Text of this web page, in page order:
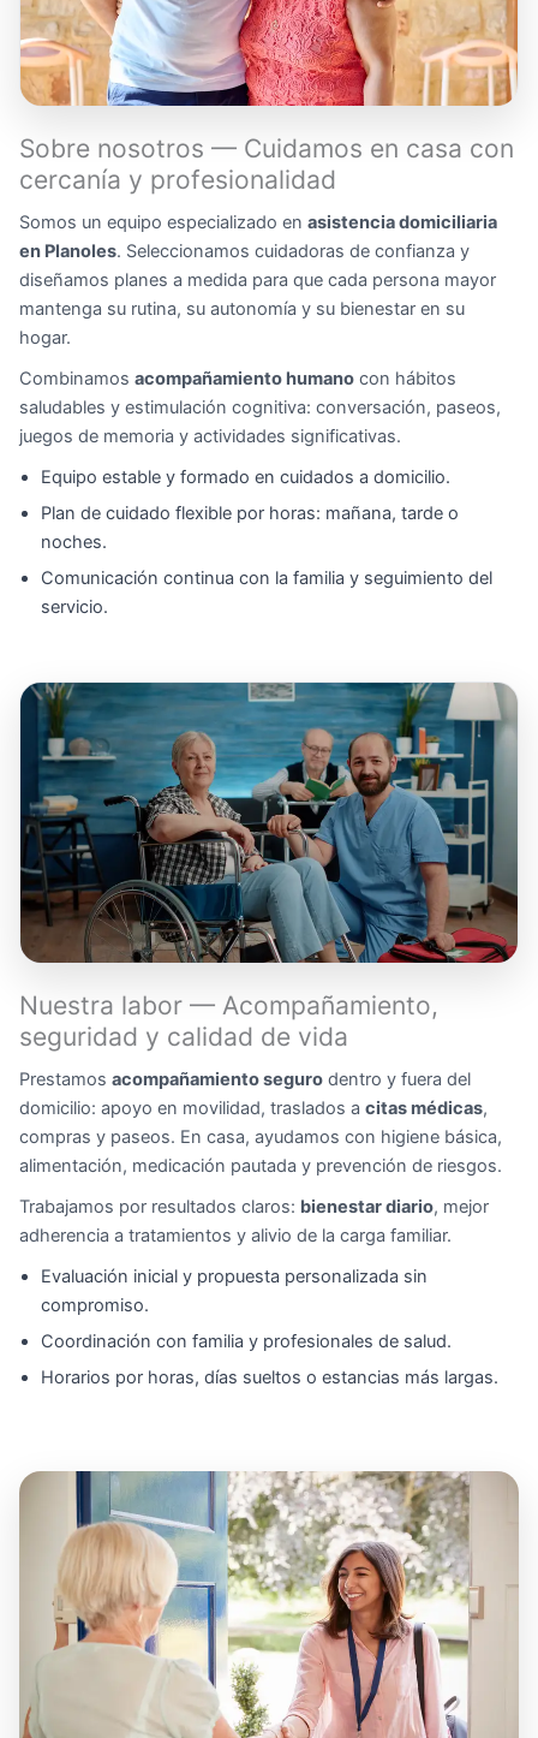
Sobre nosotros — Cuidamos en casa con
cercanía y profesionalidad
Somos un equipo especializado en asistencia domiciliaria
en Planoles. Seleccionamos cuidadoras de confianza y
diseñamos planes a medida para que cada persona mayor
mantenga su rutina, su autonomía y su bienestar en su
hogar.
Combinamos acompañamiento humano con hábitos
saludables y estimulación cognitiva: conversación, paseos,
juegos de memoria y actividades significativas.
Equipo estable y formado en cuidados a domicilio.
Plan de cuidado flexible por horas: mañana, tarde o
noches.
Comunicación continua con la familia y seguimiento del
servicio.
Nuestra labor — Acompañamiento,
seguridad y calidad de vida
Prestamos acompañamiento seguro dentro y fuera del
domicilio: apoyo en movilidad, traslados a citas médicas,
compras y paseos. En casa, ayudamos con higiene básica,
alimentación, medicación pautada y prevención de riesgos.
Trabajamos por resultados claros: bienestar diario, mejor
adherencia a tratamientos y alivio de la carga familiar.
Evaluación inicial y propuesta personalizada sin
compromiso.
Coordinación con familia y profesionales de salud.
Horarios por horas, días sueltos o estancias más largas.